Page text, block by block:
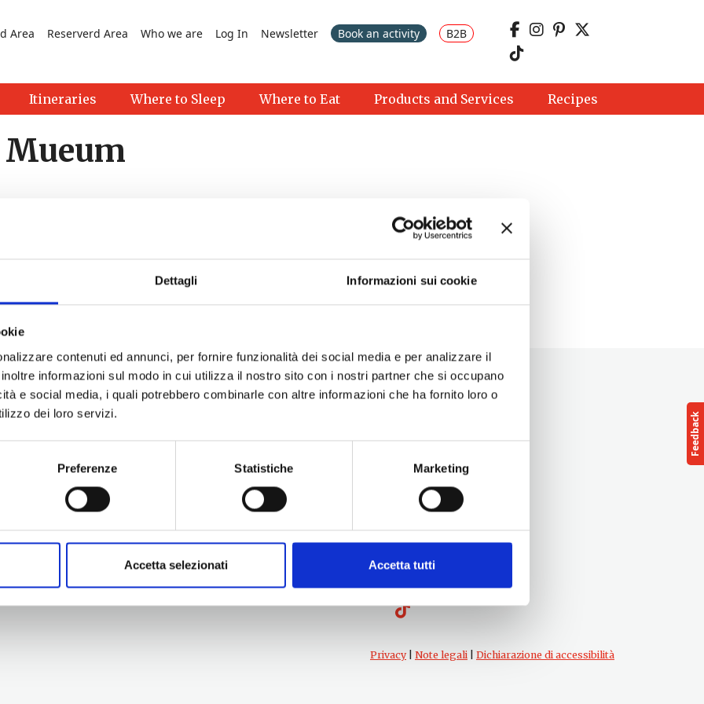
Dettagli Informazioni sui cookie
contenuti ed annunci, per fornire funzionalità dei social media e per analizzare il
informazioni sul modo in cui utilizza il nostro sito con i nostri partner che si occupano
e social media, i quali potrebbero combinarle con altre informazioni che ha fornito loro o
dei loro servizi.
Preferenze Statistiche Marketing
Accetta selezionati Accetta tutti
Area Reserverd Area Who we are Log In Newsletter Book an activity B2B
Itineraries Where to Sleep Where to Eat Products and Services Recipes
Mueum
Crespina - 01/09/2026 - 30/09/2026 - Tutto il giorno
Information
Promotion and Development Service
Experiences
Territory
Itineraries
Accomodation & Products
Who we are
Follow us
Privacy| Note legali Dichiarazione di accessibilità